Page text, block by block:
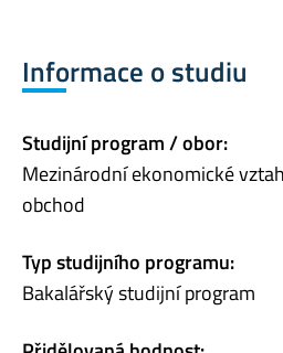
Informace o studiu
Studijní program / obor:
Mezinárodní ekonomické
obchod
Typ studijního programu:
Bakalářský studijní program